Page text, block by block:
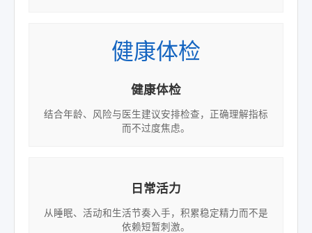
健康体检
健康体检
结合年龄、风险与医生建议安排检查，正确理解指标
而不过度焦虑。
日常活力
从睡眠、活动和生活节奏入手，积累稳定精力而不是
依赖短暂刺激。